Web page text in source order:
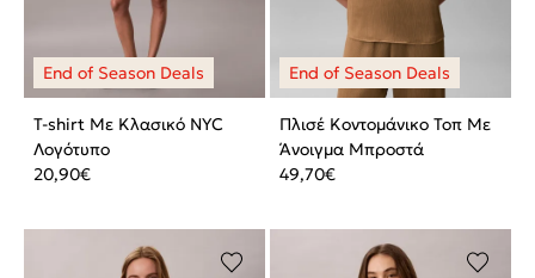
T-shirt Με Κλασικό NYC
Λογότυπο
20,90€
Πλισέ Κοντομάνικο Τοπ Με
Άνοιγμα Μπροστά
49,70€